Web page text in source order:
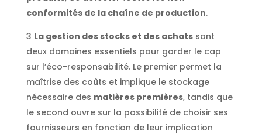
conformités de la chaîne de production.
3 La gestion des stocks et des achatssont
deux domaines essentiels pour garder le cap
sur l’éco-responsabilité. Le premier permet la
maîtrise des coûts et implique le stockage
nécessaire des matières premières, tandis que
le second ouvre sur la possibilité de choisir ses
fournisseurs en fonction de leur implication